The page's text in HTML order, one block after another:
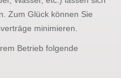
Zum Glück können Sie
minimieren.
Betrieb folgende